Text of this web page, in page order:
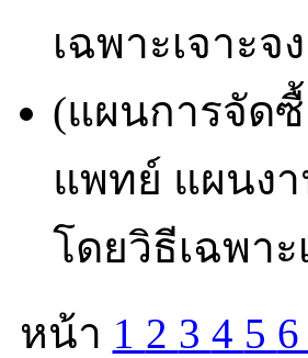
เฉพาะเจาะจ
(แผนการจัด
แพทย์ แผนง
โดยวิธีเฉพาะ
หน้า 1 2 3 4 5 6